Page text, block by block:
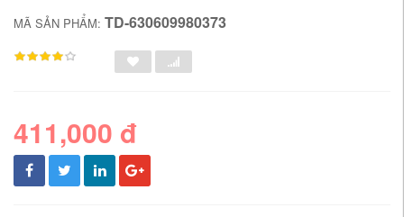
MÃ SẢN PHẨM: TD-630609980373
411,000 đ